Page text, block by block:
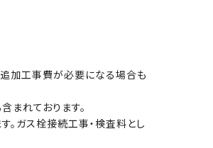
加工事費が必要になる場合も
れております。
ガス栓接続工事・検査料とし